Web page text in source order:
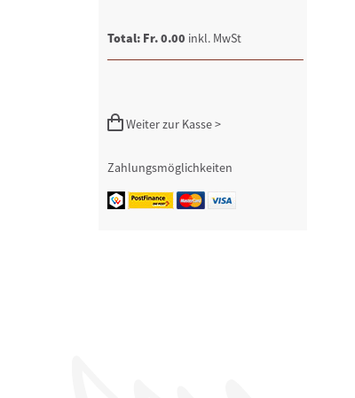
Total: Fr. 0.00 inkl. MwSt
Weiter zur Kasse >
Zahlungsmöglichkeiten